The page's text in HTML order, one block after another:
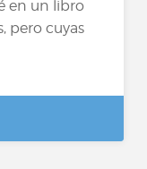
en un libro
pero cuyas